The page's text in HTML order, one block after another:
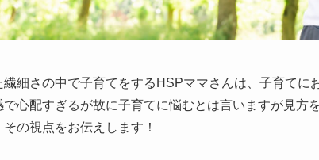
細さの中で子育てをするHSPママさんは、子育てに
で心配すぎるが故に子育てに悩むとは言いますが見方
の視点をお伝えします！